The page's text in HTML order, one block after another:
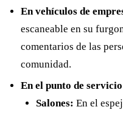
En vehículos de
escaneable en su
comentarios de las
comunidad.
En el punto de
Salones: En el